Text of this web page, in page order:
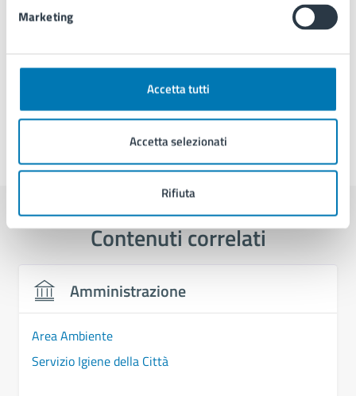
Marketing
Accetta tutti
Accetta selezionati
Rifiuta
Persone
Valerio Di Pietro
Ultimo aggiornamento:
Contenuti correlati
Amministrazione
Area Ambiente
Servizio Igiene della Città